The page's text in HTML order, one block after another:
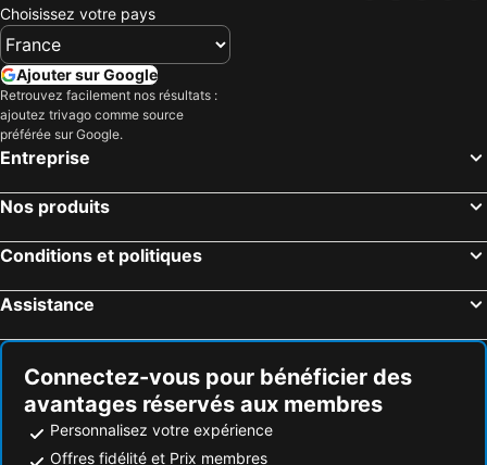
Choisissez votre pays
Ajouter sur Google
Retrouvez facilement nos résultats :
ajoutez trivago comme source
préférée sur Google.
Entreprise
Nos produits
Conditions et politiques
Assistance
Connectez-vous pour bénéficier des
avantages réservés aux membres
Personnalisez votre expérience
Offres fidélité et Prix membres